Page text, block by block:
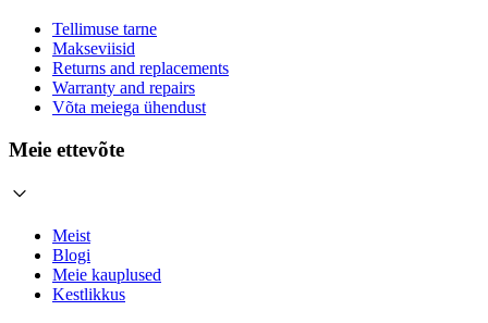
Tellimuse tarne
Makseviisid
Returns and replacements
Warranty and repairs
Võta meiega ühendust
Meie ettevõte
Meist
Blogi
Meie kauplused
Kestlikkus